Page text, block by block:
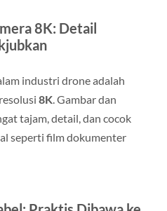
8K: Detail
industri drone adalah
8K. Gambar dan
tajam, detail, dan cocok
seperti film dokumenter